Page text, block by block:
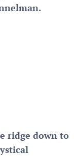
ridge down to